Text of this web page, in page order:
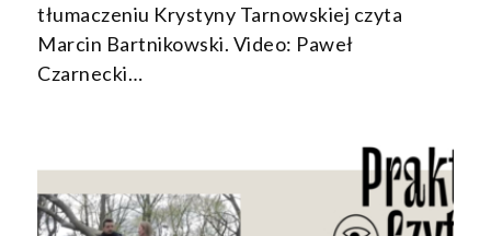
tłumaczeniu Krystyny Tarnowskiej czyta
Marcin Bartnikowski. Video: Paweł
Czarnecki…